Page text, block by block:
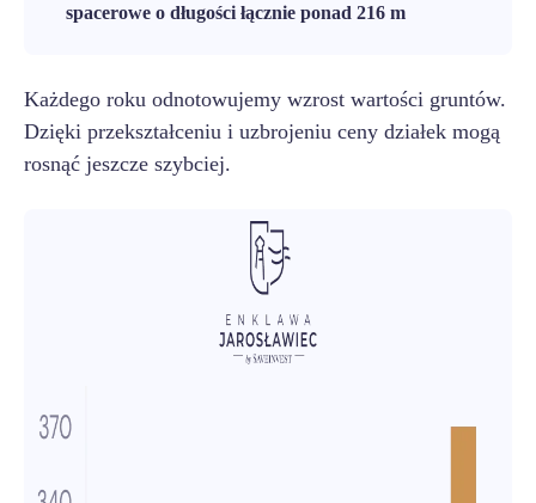
spacerowe o długości łącznie ponad 216 m
Każdego roku odnotowujemy wzrost wartości gruntów.
Dzięki przekształceniu i uzbrojeniu ceny działek mogą
rosnąć jeszcze szybciej.